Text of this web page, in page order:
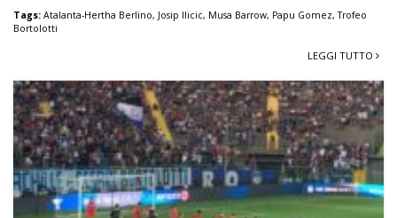
Tags: Atalanta-Hertha Berlino, Josip Ilicic, Musa Barrow, Papu Gomez,Trofeo
Bortolotti
LEGGI TUTTO